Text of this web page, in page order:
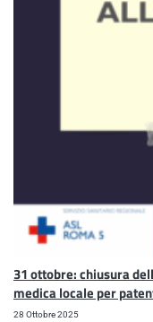
31 ottobre: chiusura
medica locale per
28 Ottobre 2025